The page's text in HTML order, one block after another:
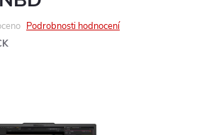
Podrobnosti hodnocení